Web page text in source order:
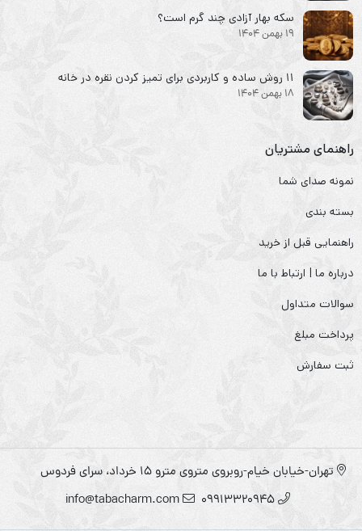
سکه‌ بهار آزادی چند گرم است؟
19 بهمن 1404
۱۱ روش ساده و کاربردی برای تمیز کردن نقره در خانه
18 بهمن 1404
راهنمای مشتریان
نمونه صدای شما
بسته بندی
راهنمایی قبل از خرید
درباره ما | ارتباط با ما
سوالات متداول
پرداخت مبلغ
ثبت سفارش
تهران-خیابان خیام-روبروی متروی مترو ۱۵ خرداد، سرای فردوس
09913320945
info@tabacharm.com